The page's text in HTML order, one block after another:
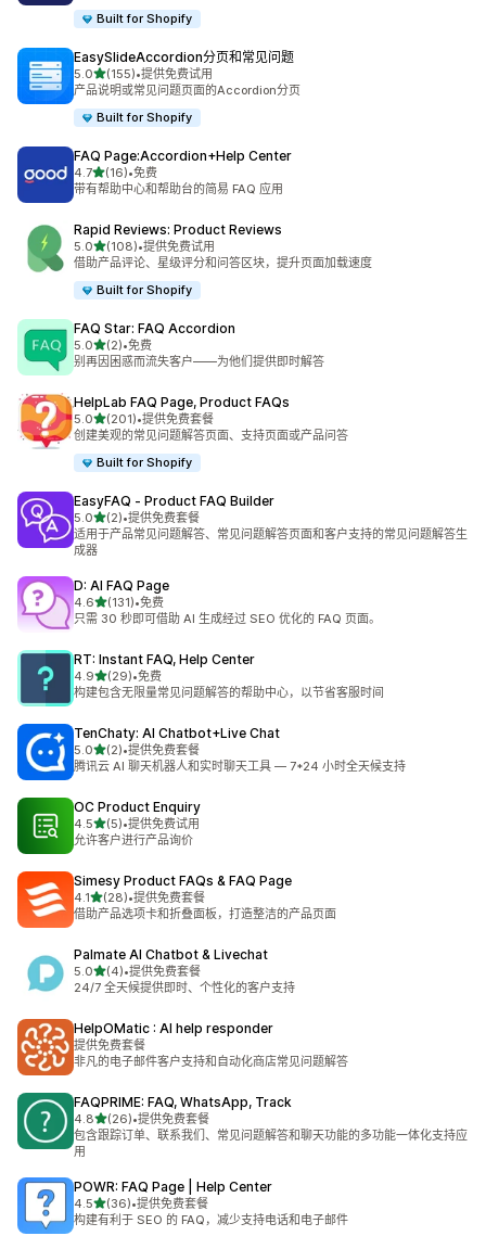
Built for Shopify
EasySlideAccordion分页和常见问题
5.0星（满分 5 星）
(155)
总共 155 条评论
•提供免费试用
产品说明或常见问题页面的Accordion分页
Built for Shopify
FAQ Page:Accordion+Help Center
4.7星（满分 5 星）
(16)
总共 16 条评论
•免费
带有帮助中心和帮助台的简易 FAQ 应用
Rapid Reviews: Product Reviews
5.0星（满分 5 星）
(108)
总共 108 条评论
•提供免费试用
借助产品评论、星级评分和问答区块，提升页面加载速度
Built for Shopify
FAQ Star: FAQ Accordion
5.0星（满分 5 星）
(2)
总共 2 条评论
•免费
别再因困惑而流失客户——为他们提供即时解答
HelpLab FAQ Page, Product FAQs
5.0星（满分 5 星）
(201)
总共 201 条评论
•提供免费套餐
创建美观的常见问题解答页面、支持页面或产品问答
Built for Shopify
EasyFAQ ‑ Product FAQ Builder
5.0星（满分 5 星）
(2)
总共 2 条评论
•提供免费套餐
适用于产品常见问题解答、常见问题解答页面和客户支持的常见问题解答生
成器
D: AI FAQ Page
4.6星（满分 5 星）
(131)
总共 131 条评论
•免费
只需 30 秒即可借助 AI 生成经过 SEO 优化的 FAQ 页面。
RT: Instant FAQ, Help Center
4.9星（满分 5 星）
(29)
总共 29 条评论
•免费
构建包含无限量常见问题解答的帮助中心，以节省客服时间
TenChaty: AI Chatbot+Live Chat
5.0星（满分 5 星）
(2)
总共 2 条评论
•提供免费套餐
腾讯云 AI 聊天机器人和实时聊天工具 — 7*24 小时全天候支持
OC Product Enquiry
4.5星（满分 5 星）
(5)
总共 5 条评论
•提供免费试用
允许客户进行产品询价
Simesy Product FAQs & FAQ Page
4.1星（满分 5 星）
(28)
总共 28 条评论
•提供免费套餐
借助产品选项卡和折叠面板，打造整洁的产品页面
Palmate AI Chatbot & Livechat
5.0星（满分 5 星）
(4)
总共 4 条评论
•提供免费套餐
24/7 全天候提供即时、个性化的客户支持
HelpOMatic : AI help responder
提供免费套餐
非凡的电子邮件客户支持和自动化商店常见问题解答
FAQPRIME: FAQ, WhatsApp, Track
4.8星（满分 5 星）
(26)
总共 26 条评论
•提供免费套餐
包含跟踪订单、联系我们、常见问题解答和聊天功能的多功能一体化支持应
用
POWR: FAQ Page | Help Center
4.5星（满分 5 星）
(36)
总共 36 条评论
•提供免费套餐
构建有利于 SEO 的 FAQ，减少支持电话和电子邮件